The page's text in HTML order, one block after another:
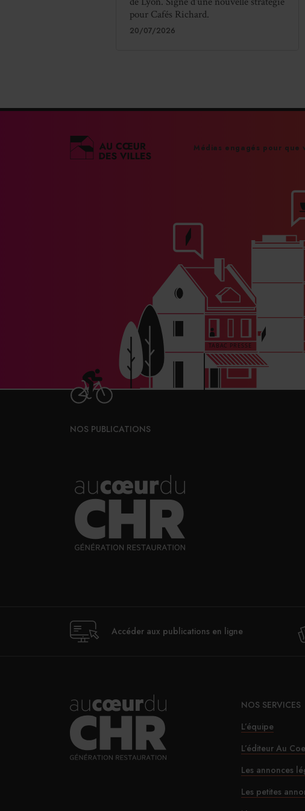
MENU DES COCHES (1 SOUPE + 1
MENU ROYAL (1
pour Cafés Richard.
20/07/2026
Médias engagés pour que
NOS PUBLICATIONS
Accéder aux publications en ligne
NOS SERVICES
L’équipe
L’éditeur Au
Les annonces
Les petites